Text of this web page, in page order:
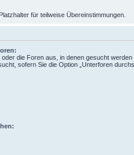
für teilweise Übereinstimmungen.
die Foren aus, in denen gesucht
sofern Sie die Option „Unterforen